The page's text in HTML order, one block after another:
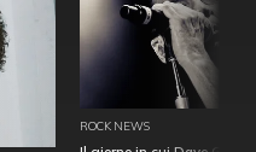
ROCK NEWS